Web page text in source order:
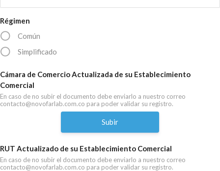
Régimen
Común
Simplificado
Cámara de Comercio Actualizada de su Establecimiento
Comercial
En caso de no subir el documento debe enviarlo a nuestro correo
contacto@novofarlab.com.co para poder validar su registro.
Subir
RUT Actualizado de su Establecimiento Comercial
En caso de no subir el documento debe enviarlo a nuestro correo
contacto@novofarlab.com.co para poder validar su registro.